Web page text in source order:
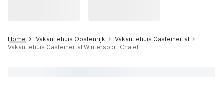
Home Vakantiehuis Oostenrijk
Vakantiehuis Gasteinertal
Vakantiehuis Gasteinertal Wintersport Chalet